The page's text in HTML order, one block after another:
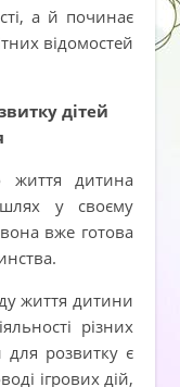
а й починає
відомостей
дітей
життя дитина
у своєму
вже готова
життя дитини
різних
для розвитку є
ігрових дій,